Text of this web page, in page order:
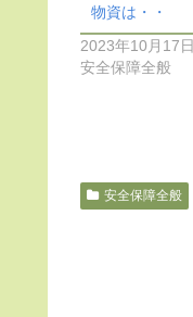
物資は・・
2023年10月17日
安全保障全般
安全保障全般